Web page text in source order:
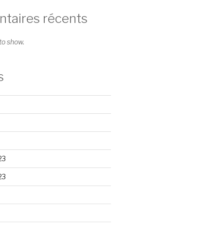
récents
show.